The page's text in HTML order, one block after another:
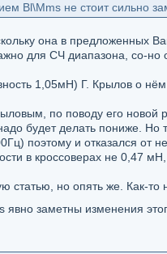
Bl\Mms не стоит сильно
она в предложенных
для СЧ диапазона, со-но
1,05мН) Г. Крылов о
по поводу его новой
надо будет делать пониже.
поэтому и отказался от
в кроссоверах не 0,47
статью, но опять же. Как-то
заметны изменения